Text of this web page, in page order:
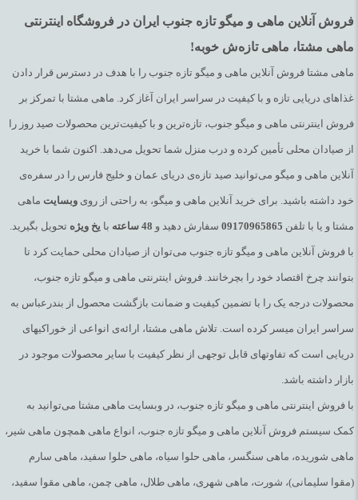
فروش آنلاین ماهی و میگو تازه جنوب ایران در فروشگاه اینترنتی
ماهی مشتا، ماهی تازه‌ش خوبه!
ماهی مشتا فروش آنلاین ماهی و میگو تازه جنوب را با هدف در دسترس قرار دادن
غذاهای دریایی تازه و با کیفیت در سراسر ایران آغاز کرد. ماهی مشتا با تمرکز بر
فروش اینترنتی ماهی و میگو جنوب، تازه‌ترین و با کیفیت‌ترین محصولات صید روز را
از صیادان محلی تأمین کرده و درب منزل شما تحویل می‌دهد. اکنون شما با خرید
آنلاین ماهی و میگو می‌توانید صید تازه‌ی دریای عمان و خلیج فارس را در سفره‌ی
خود داشته باشید. برای خرید آنلاین ماهی و میگو، به راحتی از روی وبسایت ماهی
مشتا و یا با تلفن 09170965865 سفارش دهید و 48 ساعته با یخ ویژه تحویل بگیرید.
با فروش آنلاین ماهی و میگو تازه جنوب می‌توان از صیادان محلی حمایت کرد تا
بتوانند چرخ اقتصاد خود را بچرخانند. فروش اینترنتی ماهی و میگو تازه جنوب،
محصولات درجه یک را با تضمین کیفیت و ضمانت بازگشت محصول از بندرعباس به
سراسر ایران میسر کرده است. تلاش ماهی مشتا، ارائه‌ی انواعی از خوراکیهای
دریایی است که تفاوتهای قابل توجهی از نظر کیفیت با سایر محصولات موجود در
بازار داشته باشد.
با فروش اینترنتی ماهی و میگو تازه جنوب، در وبسایت ماهی مشتا می‌توانید به
کمک سیستم فروش آنلاین ماهی و میگو تازه جنوب، انواع ماهی همچون ماهی شیر،
ماهی شوریده، ماهی سنگسر، ماهی حلوا سیاه، ماهی حلوا سفید، ماهی سارم
(مقوا سلیمانی)، شورت، ماهی شهری، ماهی طلال، ماهی چمن، ماهی مقوا سفید،